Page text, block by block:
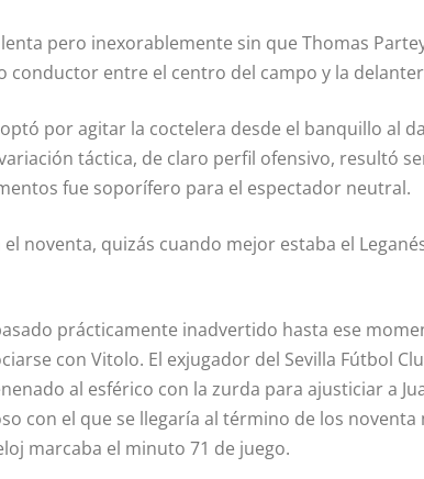
pero inexorablemente sin que Thomas
conductor entre el centro del campo y la
por agitar la coctelera desde el banquillo al
táctica, de claro perfil ofensivo, resultó
fue soporífero para el espectador neutral.
noventa, quizás cuando mejor estaba el
prácticamente inadvertido hasta ese
con Vitolo. El exjugador del Sevilla Fútbol
al esférico con la zurda para ajusticiar a
con el que se llegaría al término de los
marcaba el minuto 71 de juego.